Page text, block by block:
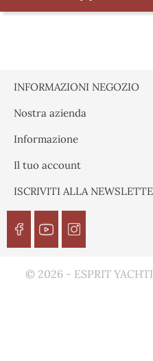
Scatola, 4.5 x 25 mm
INFORMAZIONI NEGOZIO
Nostra azienda
Informazione
Il tuo account
ISCRIVITI ALLA
© 2026 - ESPRIT